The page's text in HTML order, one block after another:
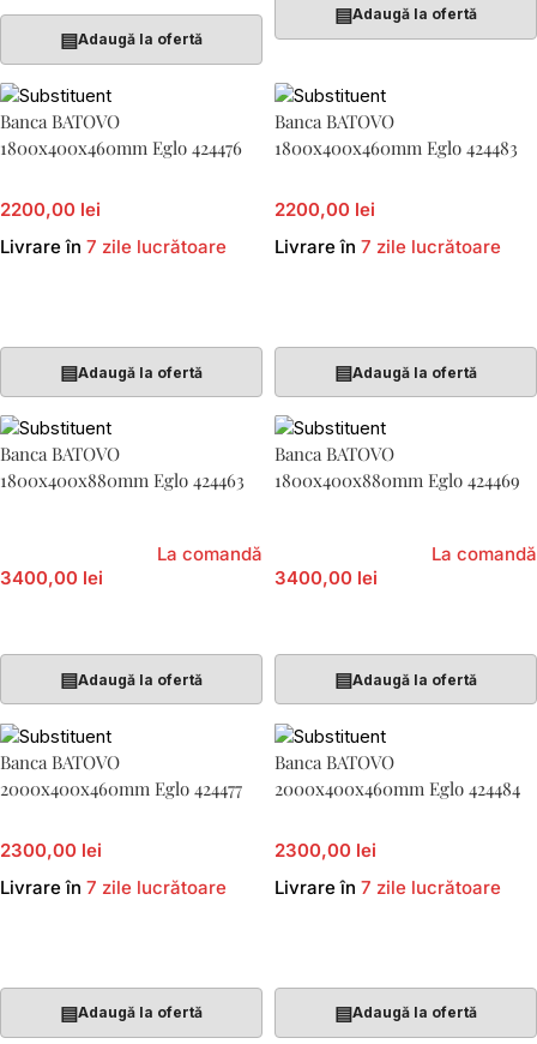
▤Adaugă la ofertă
▤Adaugă la ofertă
Banca BATOVO
1800x400x460mm Eglo 424476
2200,00 lei
Livrare în 7 zile lucrătoare
▤Adaugă la ofertă
Banca BATOVO
1800x400x460mm Eglo 424483
2200,00 lei
Livrare în 7 zile lucrătoare
▤Adaugă la ofertă
Banca BATOVO
1800x400x880mm Eglo 424463
3400,00 lei
La comandă
▤Adaugă la ofertă
Banca BATOVO
1800x400x880mm Eglo 424469
3400,00 lei
La comandă
▤Adaugă la ofertă
Banca BATOVO
2000x400x460mm Eglo 424477
2300,00 lei
Livrare în 7 zile lucrătoare
▤Adaugă la ofertă
Banca BATOVO
2000x400x460mm Eglo 424484
2300,00 lei
Livrare în 7 zile lucrătoare
▤Adaugă la ofertă